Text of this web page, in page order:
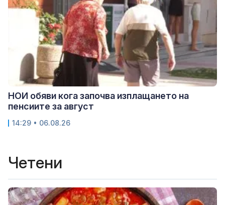
НОИ обяви кога започва изплащането на
пенсиите за август
14:29 • 06.08.26
Четени